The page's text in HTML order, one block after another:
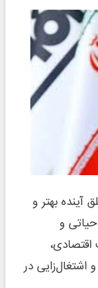
بهتر و
و
اشتغال‌زایی در